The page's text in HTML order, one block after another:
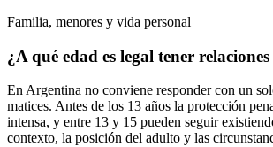
Familia, menores y vida personal
¿A qué edad es legal tener
En Argentina no conviene responder con un
matices. Antes de los 13 años la protección
intensa, y entre 13 y 15 pueden seguir
contexto, la posición del adulto y las